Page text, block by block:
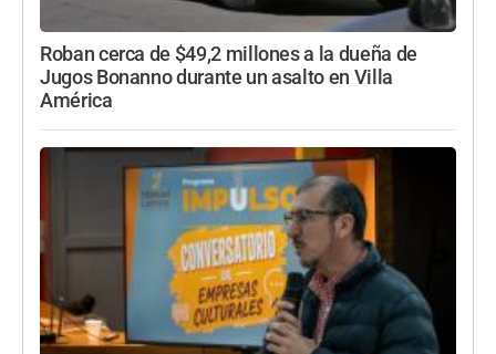
Roban cerca de $49,2 millones a la dueña de
Jugos Bonanno durante un asalto en Villa
América